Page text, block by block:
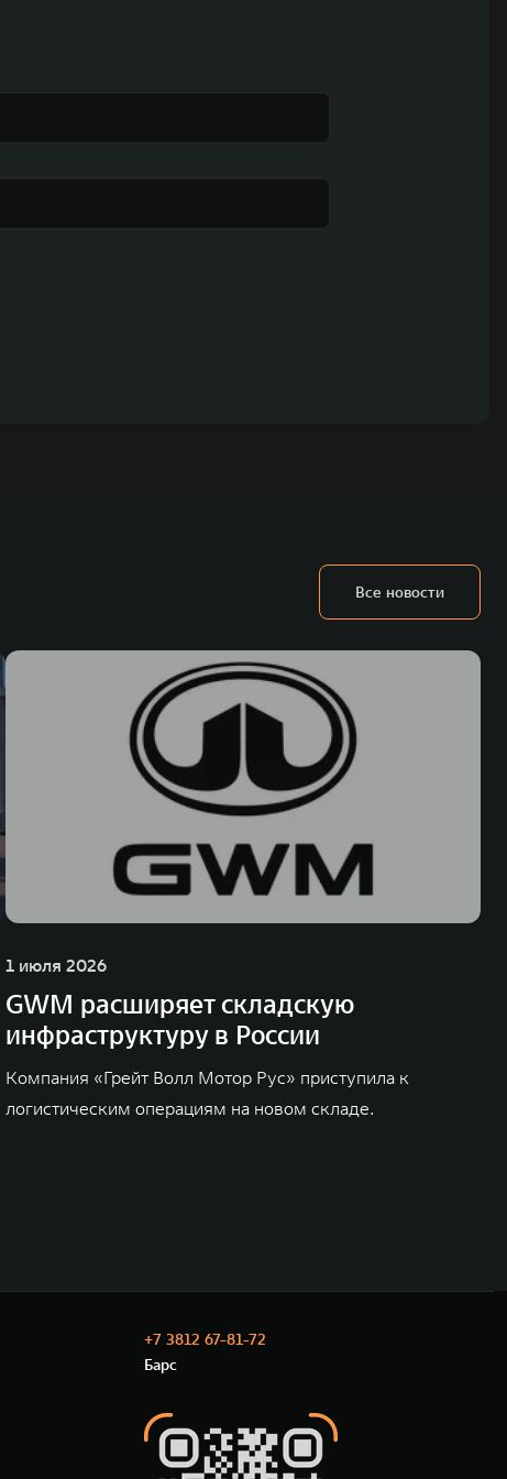
Все новости
1 июля 2026
GWM расширяет складскую
инфраструктуру в России
Компания «Грейт Волл Мотор Рус» приступила к
логистическим операциям на новом складе.
+7 3812 67-81-72
Барс